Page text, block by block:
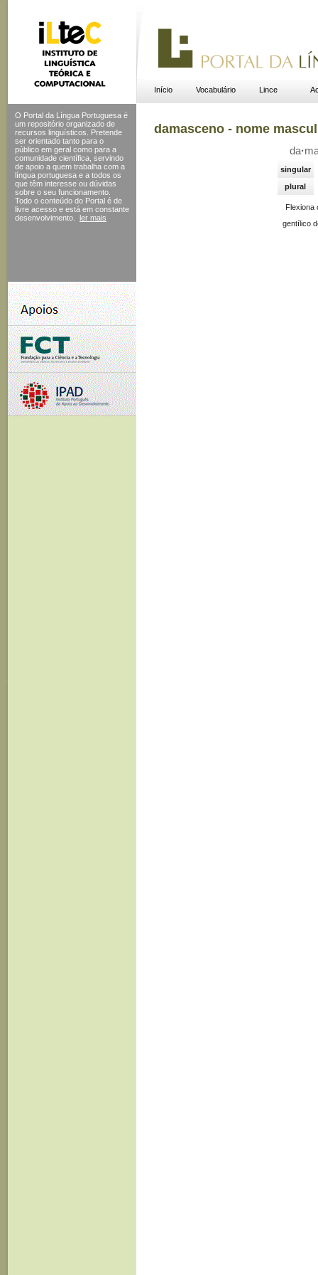
Início Vocabulário Lince
O Portal da Língua Portuguesa é
um repositório organizado de
recursos linguísticos. Pretende
ser orientado tanto para o
público em geral como para a
comunidade científica, servindo
de apoio a quem trabalha com a
língua portuguesa e a todos os
que têm interesse ou dúvidas
sobre o seu funcionamento.
Todo o conteúdo do Portal é de
livre acesso e está em constante
desenvolvimento.
ler mais
damasceno - nome
da·
singular
plural
Flexiona
gentílico